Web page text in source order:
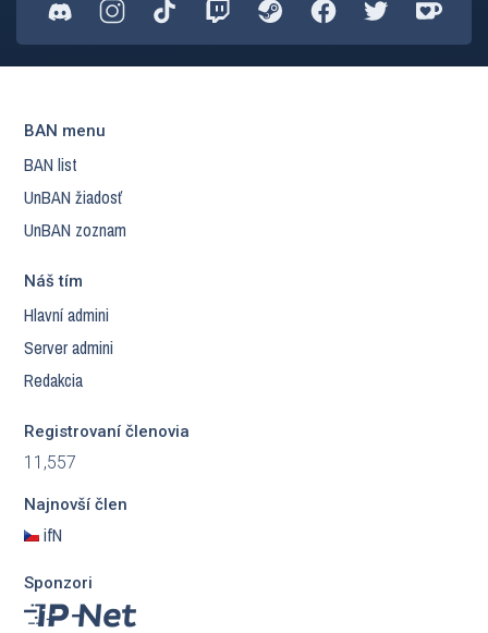
BAN menu
BAN list
UnBAN žiadosť
UnBAN zoznam
Náš tím
Hlavní admini
Server admini
Redakcia
Registrovaní členovia
11,557
Najnovší člen
ifN
Sponzori